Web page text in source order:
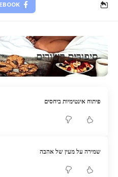
סיפורים קשורים
פיתוח אינטימיות ביחסים
שמירה על מעין של אהבה